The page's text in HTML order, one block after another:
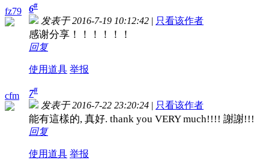
fz79 6#
发表于 2016-7-19 10:12:42 | 只看该作者
感谢分享！！！！！！
回复
使用道具 举报
cfm 7#
发表于 2016-7-22 23:20:24 | 只看该作者
能有這樣的, 真好. thank you VERY much!!!! 謝謝!!!
回复
使用道具 举报